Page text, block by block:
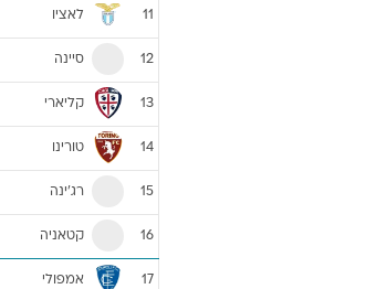
11 לאציו
12 סיינה
13 קליארי
14 טורינו
15 רג'ינה
16 קטאניה
17 אמפולי